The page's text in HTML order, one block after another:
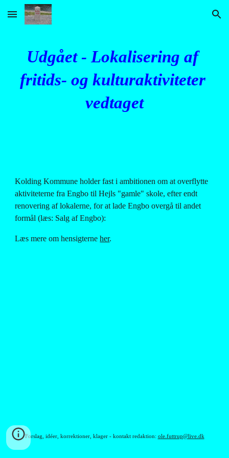
Skip to main content Skip to navigation
Udgået - Lokalisering af
fritids- og kulturaktiviteter
vedtaget
Kolding Kommune holder fast i ambitionen om at overflytte
aktiviteterne fra Engbo til Hejls "gamle" skole, efter endt
renovering af lokalerne, for at lade Engbo overgå til andet
formål (læs: Salg af Engbo):
Læs mere om hensigterne her.
Forslag, idéer, korrektioner, klager - kontakt redaktion: ole.futtrup@live.dk